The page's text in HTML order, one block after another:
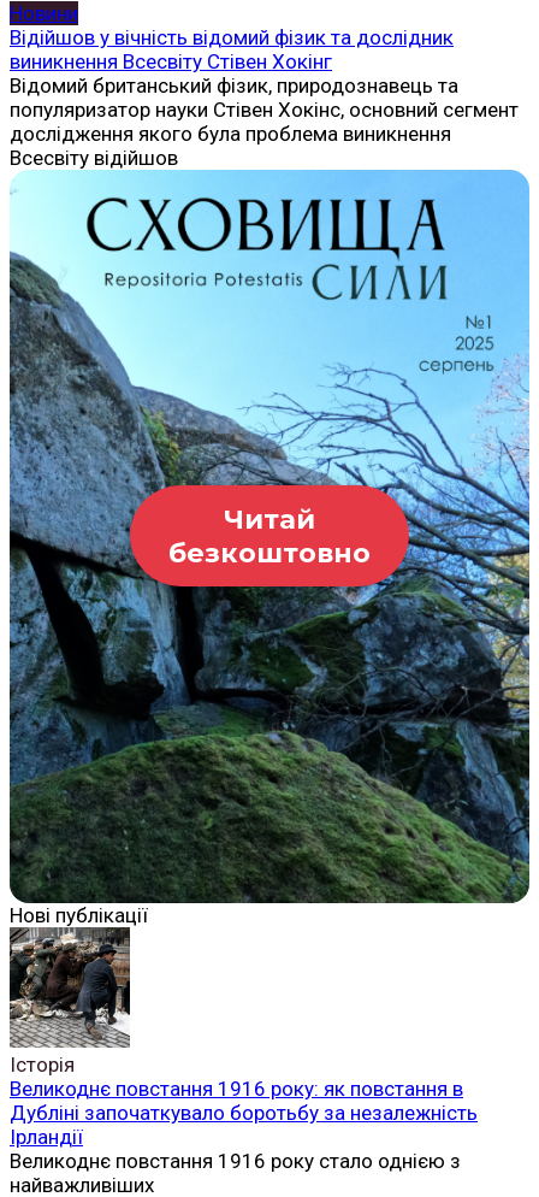
Новини
Відійшов у вічність відомий фізик та дослідник
виникнення Всесвіту Стівен Хокінг
Відомий британський фізик, природознавець та
популяризатор науки Стівен Хокінс, основний сегмент
дослідження якого була проблема виникнення
Всесвіту відійшов
Читай
безкоштовно
Нові публікації
Історія
Великоднє повстання 1916 року: як повстання в
Дубліні започаткувало боротьбу за незалежність
Ірландії
Великоднє повстання 1916 року стало однією з
найважливіших